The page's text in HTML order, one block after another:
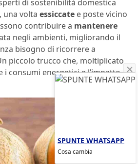
di sostenibilità domestica
una volta essiccate e poste vicino
contribuire a mantenere
negli ambienti, migliorando il
bisogno di ricorrere a
piccolo trucco che, moltiplicato
i consumi energetici e l’impatto
SPUNTE WHATSAPP
Cosa cambia